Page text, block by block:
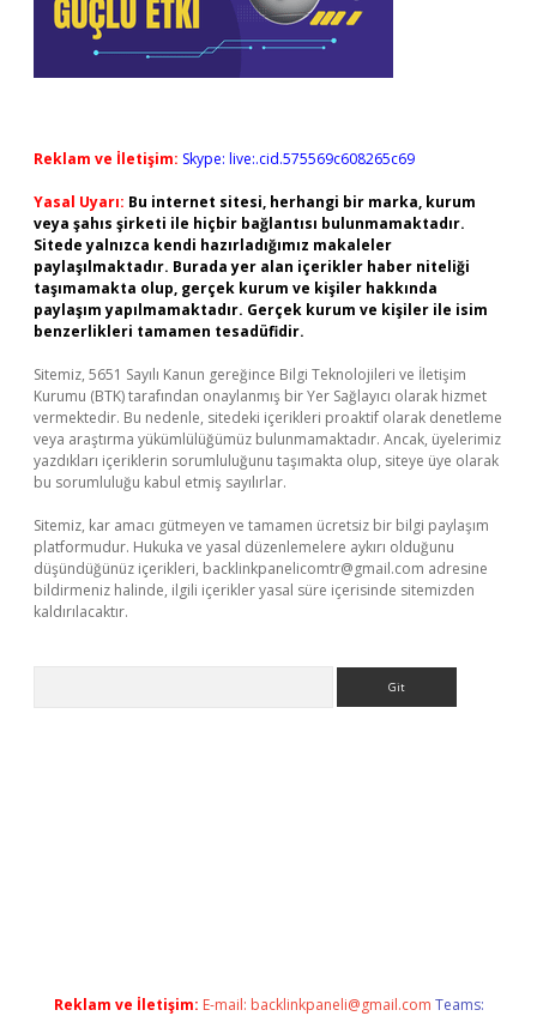
Reklam ve İletişim: Skype: live:.cid.575569c608265c69
Yasal Uyarı: Bu internet sitesi, herhangi bir marka, kurum
veya şahıs şirketi ile hiçbir bağlantısı bulunmamaktadır.
Sitede yalnızca kendi hazırladığımız makaleler
paylaşılmaktadır. Burada yer alan içerikler haber niteliği
taşımamakta olup, gerçek kurum ve kişiler hakkında
paylaşım yapılmamaktadır. Gerçek kurum ve kişiler ile isim
benzerlikleri tamamen tesadüfidir.
Sitemiz, 5651 Sayılı Kanun gereğince Bilgi Teknolojileri ve İletişim
Kurumu (BTK) tarafından onaylanmış bir Yer Sağlayıcı olarak hizmet
vermektedir. Bu nedenle, sitedeki içerikleri proaktif olarak denetleme
veya araştırma yükümlülüğümüz bulunmamaktadır. Ancak, üyelerimiz
yazdıkları içeriklerin sorumluluğunu taşımakta olup, siteye üye olarak
bu sorumluluğu kabul etmiş sayılırlar.
Sitemiz, kar amacı gütmeyen ve tamamen ücretsiz bir bilgi paylaşım
platformudur. Hukuka ve yasal düzenlemelere aykırı olduğunu
düşündüğünüz içerikleri, backlinkpanelicomtr@gmail.com adresine
bildirmeniz halinde, ilgili içerikler yasal süre içerisinde sitemizden
kaldırılacaktır.
Reklam ve İletişim: E-mail: backlinkpaneli@gmail.com Teams: